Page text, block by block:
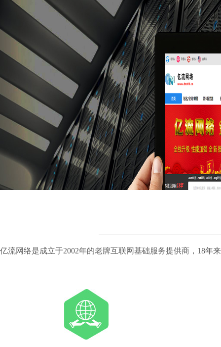
亿流网络是成立于2002年的老牌互联网基础服务提供商，18